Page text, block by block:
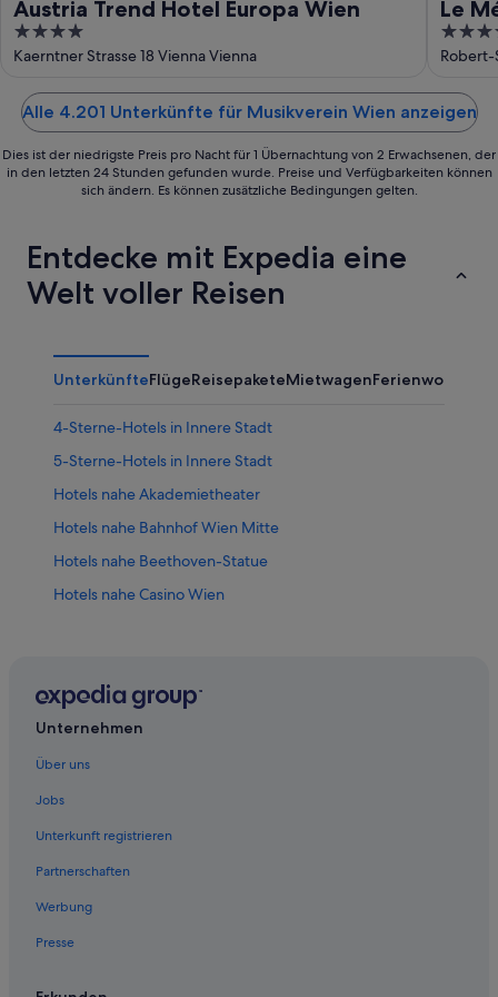
Austria Trend Hotel Europa Wien
4
out
5
Kaerntner Strasse 18 Vienna Vienna
Le
5
out
5
Robert-
Alle 4.201 Unterkünfte für Musikverein Wien anzeigen
Dies ist der niedrigste Preis pro Nacht für 1 Übernachtung von 2 Erwachsenen, der
in den letzten 24 Stunden gefunden wurde. Preise und Verfügbarkeiten können
sich ändern. Es können zusätzliche Bedingungen gelten.
Entdecke mit Expedia eine
Welt voller Reisen
UnterkünfteFlügeReisepaketeMietwagen
4-Sterne-Hotels in Innere Stadt
5-Sterne-Hotels in Innere Stadt
Hotels nahe Akademietheater
Hotels nahe Bahnhof Wien Mitte
Hotels nahe Beethoven-Statue
Hotels nahe Casino Wien
Hotels nahe Hofburg
Familien in Innere Stadt
Hotels mit Parkplatz in Innere Stadt
Hotels mit Whirlpool in Innere Stadt
Hotels nahe Karlskirche
Unternehmen
Über uns
Jobs
Unterkunft registrieren
Partnerschaften
Werbung
Presse